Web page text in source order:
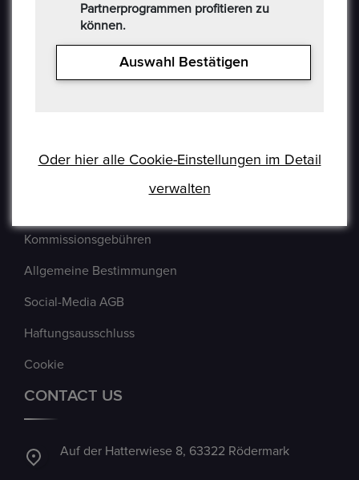
USEFUL LINKS
Kommissionsgebühren
Allgemeine Bestimmungen
Social-Media AGB
Haftungsausschluss
Cookie
CONTACT US
Auf der Hatterwiese 8, 63322 Rödermark
Partnerprogrammen profitieren zu
können.
Auswahl Bestätigen
Oder hier alle Cookie-Einstellungen im Detail
verwalten